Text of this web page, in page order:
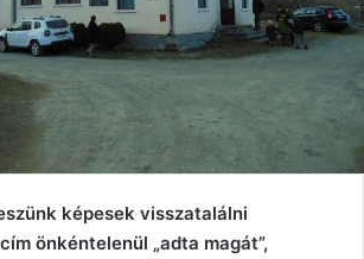
képesek visszatalálni
önkéntelenül „adta magát”,